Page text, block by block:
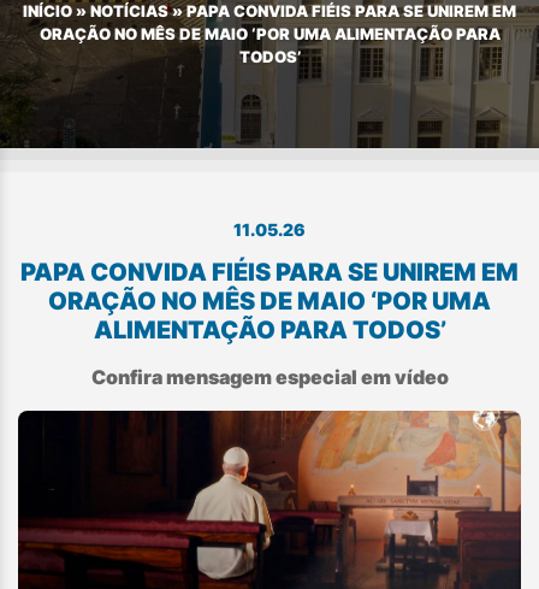
INÍCIO » NOTÍCIAS»PAPA CONVIDA FIÉIS PARA SE UNIREM EM
ORAÇÃO NO MÊS DE MAIO ‘POR UMA ALIMENTAÇÃO PARA
TODOS’
11.05.26
PAPA CONVIDA FIÉIS PARA SE UNIREM EM
ORAÇÃO NO MÊS DE MAIO ‘POR UMA
ALIMENTAÇÃO PARA TODOS’
Confira mensagem especial em vídeo